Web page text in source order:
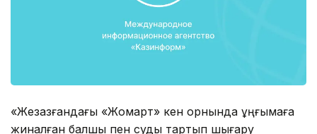
«Жезқазғандағы «Жомарт» кен орнында ұңғымаға
жиналған балшық пен суды тартып шығару